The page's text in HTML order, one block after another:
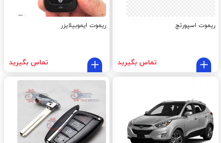
ریموت اسپورتج
تماس بگیرید
ریموت ایموبیلایزر
تماس بگیرید